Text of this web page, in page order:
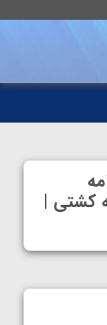
کشتی |